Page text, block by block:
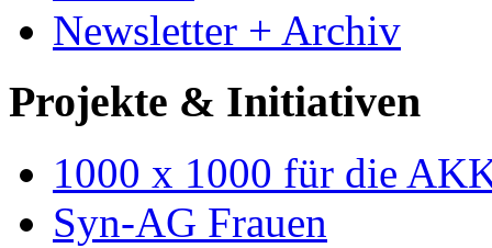
Newsletter + Archiv
Projekte & Initiativen
1000 x 1000 für die
Syn-AG Frauen